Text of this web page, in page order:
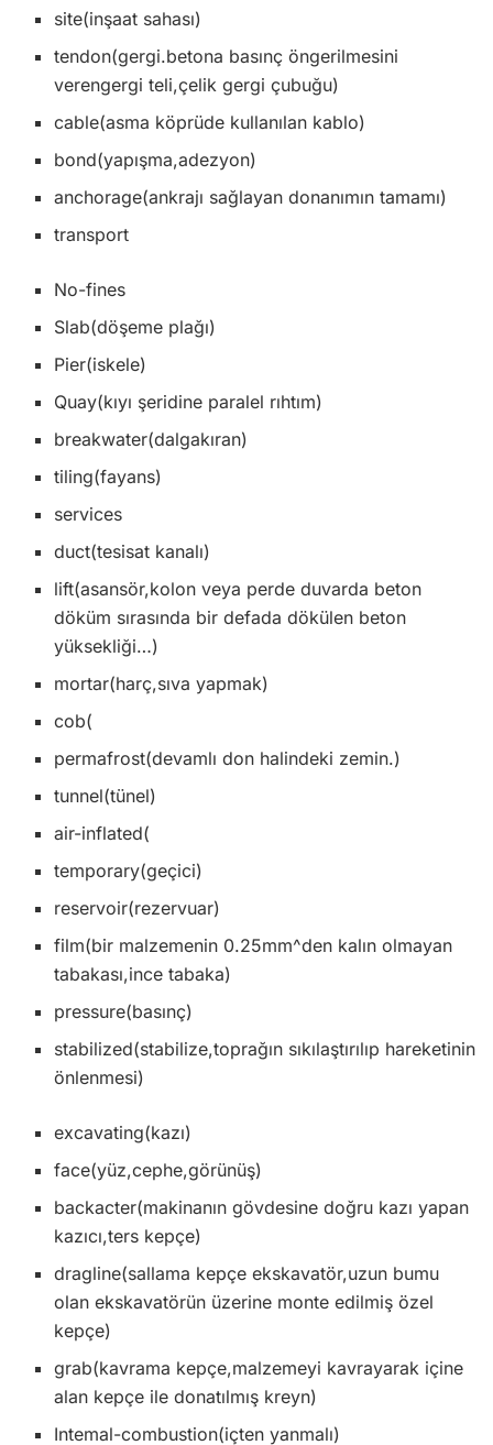
site(inşaat sahası)
tendon(gergi.betona basınç öngerilmesini
verengergi teli,çelik gergi çubuğu)
cable(asma köprüde kullanılan kablo)
bond(yapışma,adezyon)
anchorage(ankrajı sağlayan donanımın tamamı)
transport
No-fines
Slab(döşeme plağı)
Pier(iskele)
Quay(kıyı şeridine paralel rıhtım)
break­water(dalgakıran)
tiling(fayans)
services
duct(tesisat kanalı)
lift(asansör,kolon veya perde duvarda beton
döküm sırasında bir defada dökülen beton
yüksekliği…)
mortar(harç,sıva yapmak)
cob(
permafrost(devamlı don halindeki zemin.)
tunnel(tünel)
air-inflated(
temporary(geçici)
reservoir(rezervuar)
film(bir malzemenin 0.25mm^den kalın olmayan
tabakası,ince tabaka)
pressure(basınç)
stabilized(stabilize,toprağın sıkılaştırılıp hareketinin
önlenmesi)
excavating(kazı)
face(yüz,cephe,görünüş)
backacter(makinanın gövdesine doğru kazı yapan
kazıcı,ters kepçe)
dragline(sallama kepçe ekskavatör,uzun bumu
olan ekskavatörün üzerine monte edilmiş özel
kepçe)
grab(kavrama kepçe,malzemeyi kavrayarak içine
alan kepçe ile donatılmış kreyn)
Intemal-combustion(içten yanmalı)